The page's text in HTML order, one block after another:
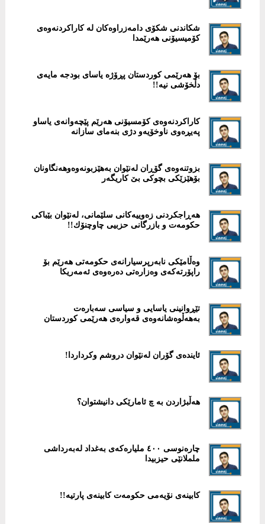
شكاندنی شكۆی دامەزراوەكان لە كاراكردنەوەی
كۆمیسیۆنی هەرێمدا
بۆ هەرێمى کوردستان پڕۆژە یاساى بودجە مایەى
دڵخۆشى نیە!!
كاراكردنەوەی كۆمسیۆنی هەرێم پێچەوانەی یاساو
پەیڕەوی ناوخۆیەو دژی بنەمای سازانە
بزوتنەوەی گۆڕان لەنێوان بەهێزبونەوەوهەنگاونان
بۆهێزێكی بچوكی بێ كاریگەر
هەڕاجكردنی زەوییەكانی سلێمانی، لەنێوان بێباكی
حكومەت و بازرگانی حزبیی چاوچنۆك!!
وەڵامێکى نابەرپرسیارانەى حکومەتى هەرێم بۆ
راپۆرتەکەى وەزارەتى دەرەوەى ئەمەریکا
تێڕوانینی یاسایی و سیاسی سەبارەت
بەهەڵوەشانەوەی قەوارەی هەرێمی كوردستان
ئایندەی گۆران لەنێوان دروشم وكرداردا!
هەڵبژاردن بە چ ئامارێکى دانیشتوان؟
چارەنوسی ٤٠٠ ملیارەكەی بەغداد لەبەرداشی
ململانێی حیزبیدا
كابینەی نۆیەمی حكومەت كابینەی پارتیە!!